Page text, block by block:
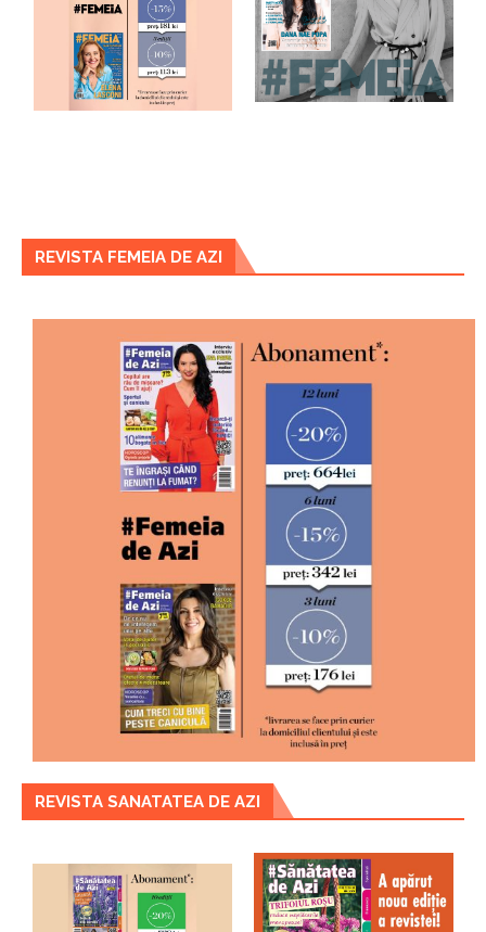
REVISTA FEMEIA DE AZI
REVISTA SANATATEA DE AZI